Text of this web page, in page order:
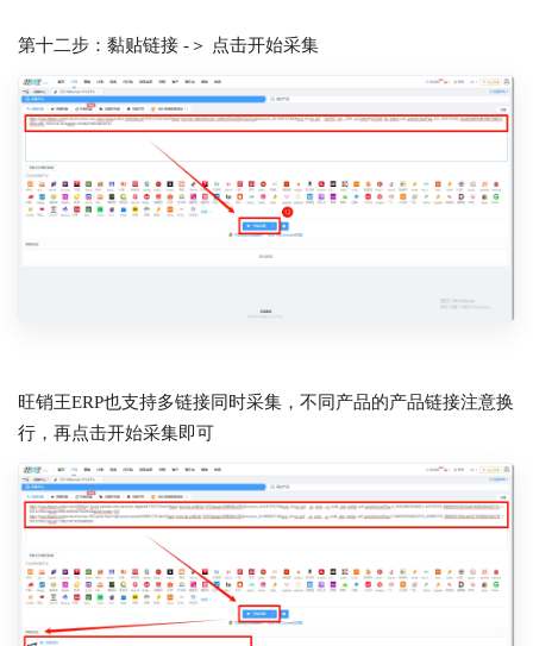
第十二步：黏贴链接 -＞ 点击开始采集
旺销王ERP也支持多链接同时采集，不同产品的产品链接注意换
行，再点击开始采集即可